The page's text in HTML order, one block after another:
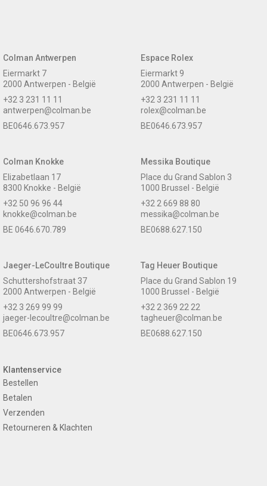
Colman Antwerpen
Eiermarkt 7
2000 Antwerpen - België
+32 3 231 11 11
antwerpen@colman.be
BE0646.673.957
Espace Rolex
Eiermarkt 9
2000 Antwerpen - België
+32 3 231 11 11
rolex@colman.be
BE0646.673.957
Colman Knokke
Elizabetlaan 17
8300 Knokke - België
+32 50 96 96 44
knokke@colman.be
BE 0646.670.789
Messika Boutique
Place du Grand Sablon 3
1000 Brussel - België
+32 2 669 88 80
messika@colman.be
BE0688.627.150
Jaeger-LeCoultre Boutique
Schuttershofstraat 37
2000 Antwerpen - België
+32 3 269 99 99
jaeger-lecoultre@colman.be
BE0646.673.957
Tag Heuer Boutique
Place du Grand Sablon 19
1000 Brussel - België
+32 2 369 22 22
tagheuer@colman.be
BE0688.627.150
Klantenservice
Bestellen
Betalen
Verzenden
Retourneren & Klachten